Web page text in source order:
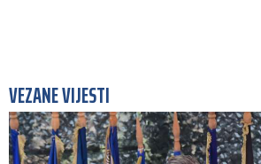
VEZANE VIJESTI